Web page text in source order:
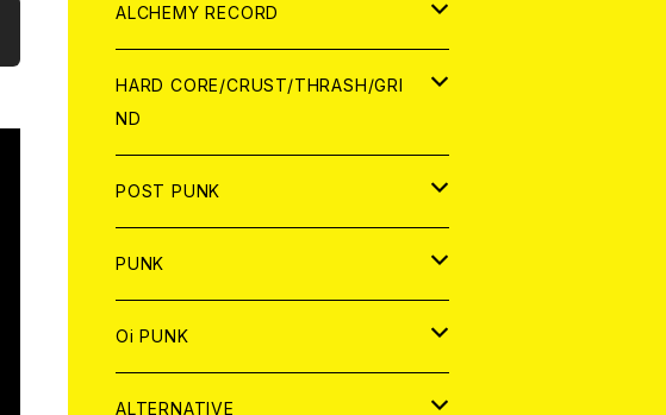
PATCH
アナログ
DIGITAL CONTENTS
ALCHEMY RECORD
CD
ANALOG
HARD CORE/CRUST/THRASH/GRI
ND
JAPAN
CD
ANALOG
WORLD
CD
ANALOG
POST PUNK
CD
JAPAN
WORLD
ANALOG
JAPAN
PUNK
JAPAN
CD
WORLD
Oi PUNK
JAPAN
ALTERNATIVE